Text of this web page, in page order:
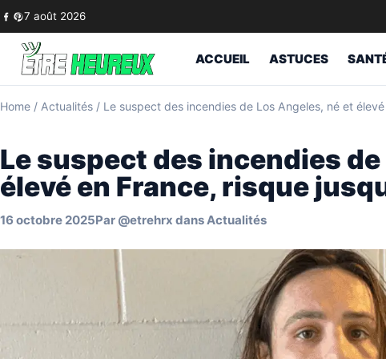
Skip to content
7 août 2026
ACCUEIL ASTUCES
Home / Actualités / Le suspect des incendies de Los Angeles, né et
Le suspect des incendies
élevé en France, risque
16 octobre 2025Par @etrehrx dansActualités